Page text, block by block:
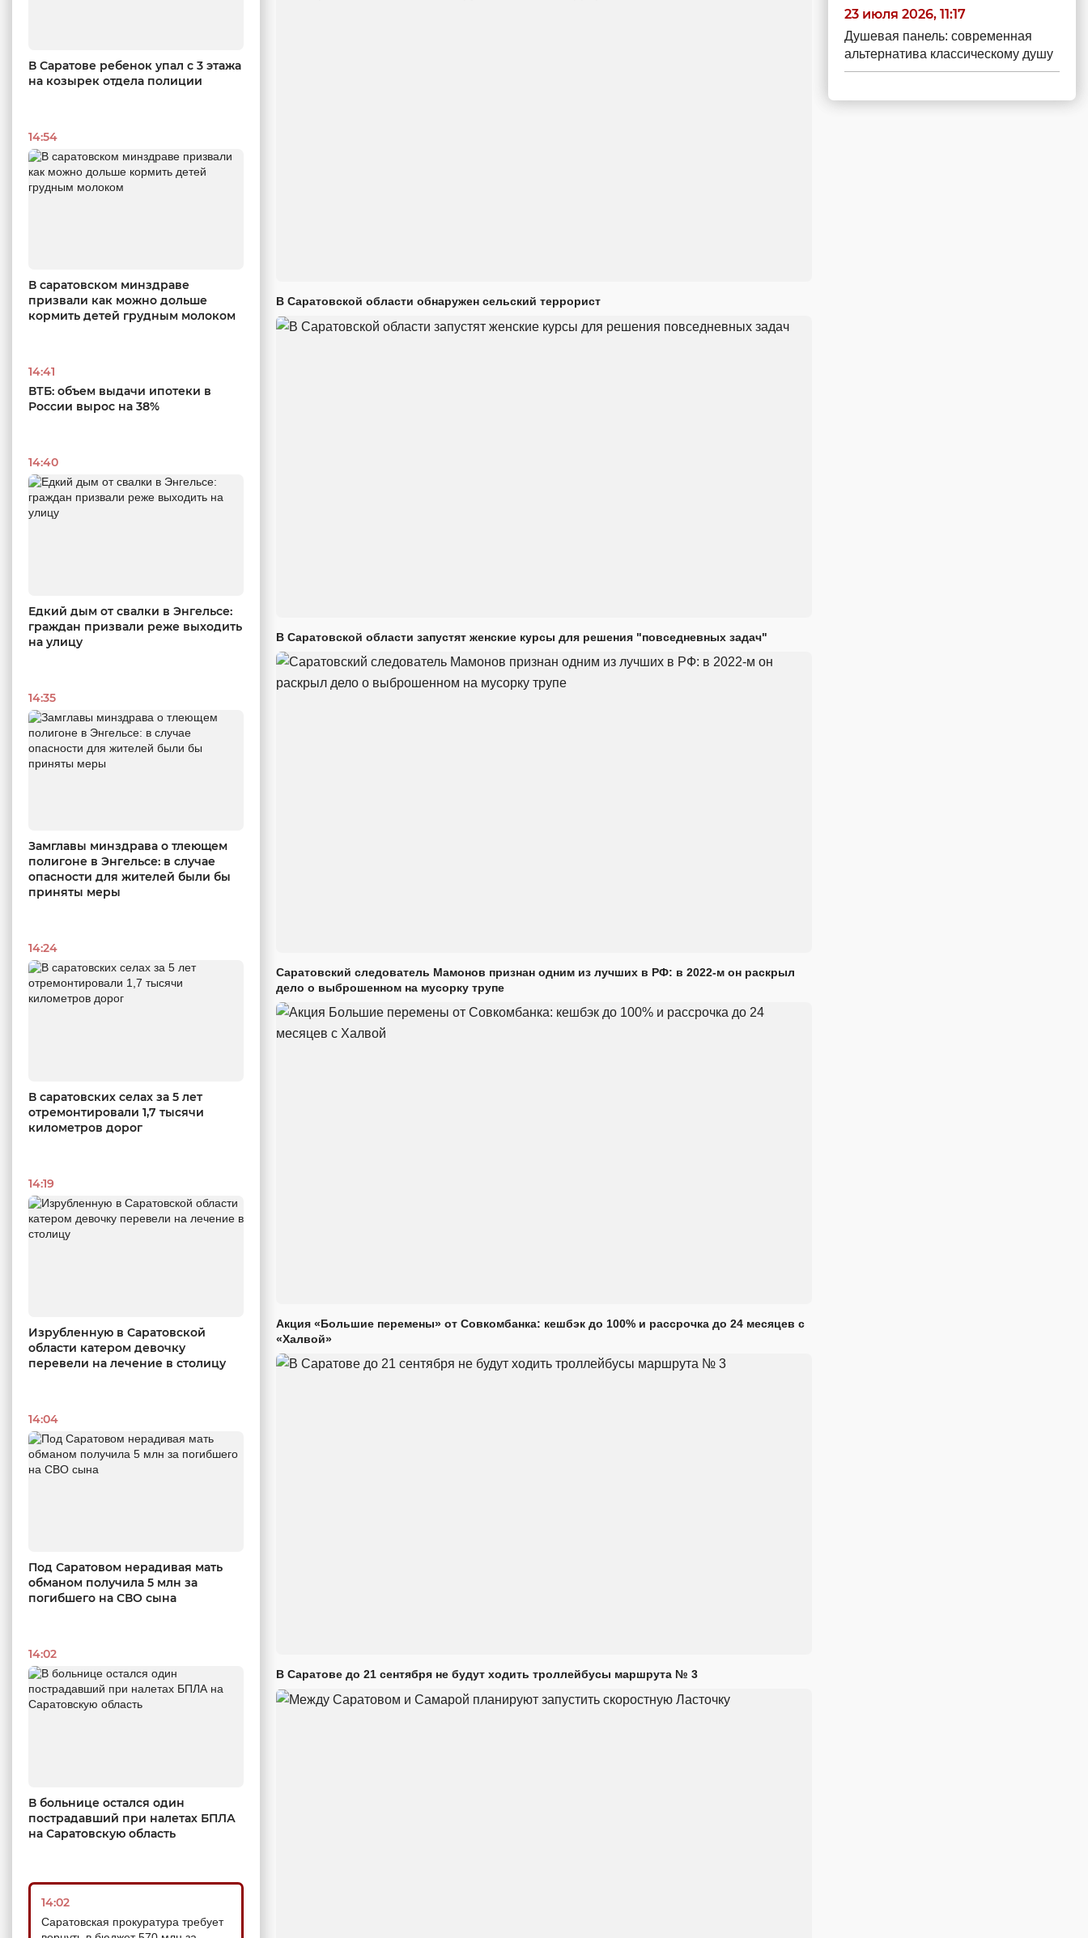
В Саратове ребенок упал с 3 этажа
на козырек отдела полиции
14:54
В саратовском минздраве
призвали как можно дольше
кормить детей грудным молоком
14:41
ВТБ: объем выдачи ипотеки в
России вырос на 38%
14:40
Едкий дым от свалки в Энгельсе:
граждан призвали реже выходить
на улицу
14:35
Замглавы минздрава о тлеющем
полигоне в Энгельсе: в случае
опасности для жителей были бы
приняты меры
14:24
В саратовских селах за 5 лет
отремонтировали 1,7 тысячи
километров дорог
14:19
Изрубленную в Саратовской
области катером девочку
перевели на лечение в столицу
14:04
Под Саратовом нерадивая мать
обманом получила 5 млн за
погибшего на СВО сына
14:02
В больнице остался один
пострадавший при налетах БПЛА
на Саратовскую область
14:02
Саратовская прокуратура требует
В Саратовской области обнаружен сельский террорист
В Саратовской области запустят женские курсы для решения "повседневных задач"
Саратовский следователь Мамонов признан одним из лучших в РФ: в 2022-м он раскрыл
дело о выброшенном на мусорку трупе
Акция «Большие перемены» от Совкомбанка: кешбэк до 100% и рассрочка до 24 месяцев с
«Халвой»
В Саратове до 21 сентября не будут ходить троллейбусы маршрута № 3
23 июля 2026, 11:17
Душевая панель: современная
альтернатива классическому душу